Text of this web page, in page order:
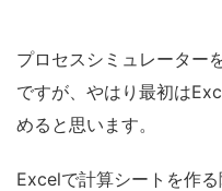
プロセスシミュレーター
ですが、やはり最初は
めると思います。
Excelで計算シートを作